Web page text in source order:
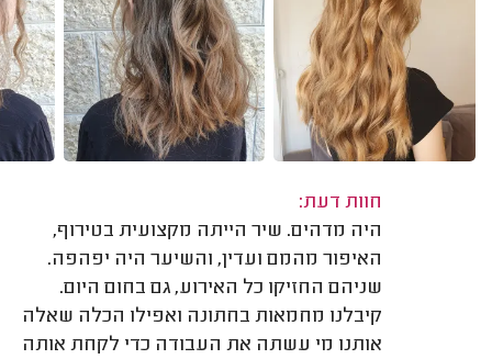
חוות דעת:
היה מדהים. שיר הייתה מקצועית בטירוף,
האיפור מהמם ועדין, והשיער היה יפהפה.
שניהם החזיקו כל האירוע, גם בחום היום.
קיבלנו מחמאות בחתונה ואפילו הכלה שאלה
אותנו מי עשתה את העבודה כדי לקחת אותה